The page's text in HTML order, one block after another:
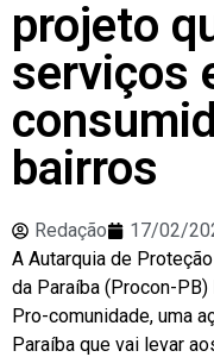
projeto
serviços
bairros
Redação
17/02/
A Autarquia de
da Paraíba (Procon-
Pro-comunidade, uma
Paraíba que vai levar